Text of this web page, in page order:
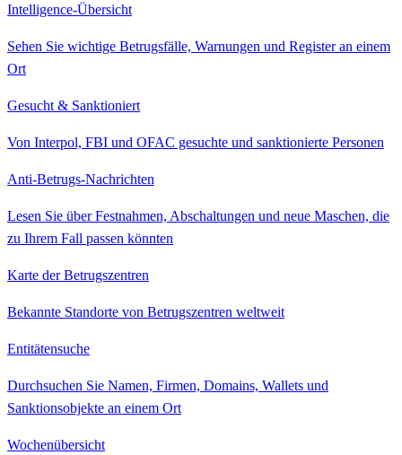
Intelligence-Übersicht
Sehen Sie wichtige Betrugsfälle, Warnungen und Register an einem
Ort
Gesucht & Sanktioniert
Von Interpol, FBI und OFAC gesuchte und sanktionierte Personen
Anti-Betrugs-Nachrichten
Lesen Sie über Festnahmen, Abschaltungen und neue Maschen, die
zu Ihrem Fall passen könnten
Karte der Betrugszentren
Bekannte Standorte von Betrugszentren weltweit
Entitätensuche
Durchsuchen Sie Namen, Firmen, Domains, Wallets und
Sanktionsobjekte an einem Ort
Wochenübersicht